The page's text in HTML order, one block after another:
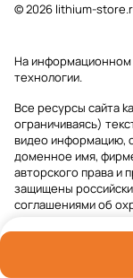
© 2026 lithium-
На
технологии.
Все ресурсы сайта
ограничиваясь)
видео информацию,
доменное имя,
авторского права и
защищены
соглашениями об